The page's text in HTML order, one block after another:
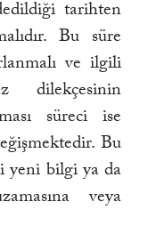
tarihten
Bu süre
ve ilgili
dilekçesinin
süreci ise
Bu
yeni bilgi ya da
veya